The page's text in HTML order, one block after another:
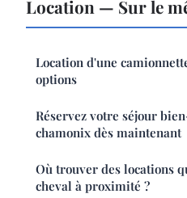
Location — Sur le
Location d'une
options
Réservez votre séjour
chamonix dès maintenant
Où trouver des locations
cheval à proximité ?